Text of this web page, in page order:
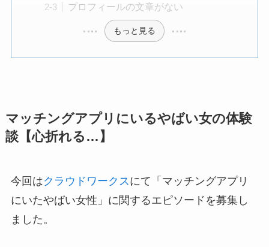
プロフィールの文章がない
もっと見る
マッチングアプリにいるやばい女の体験
談【心折れる…】
今回はクラウドワークスにて「マッチングアプリ
にいたやばい女性」に関するエピソードを募集し
ました。